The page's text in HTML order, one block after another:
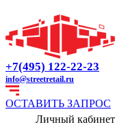
+7(495) 122-22-23
info@streetretail.ru
ОСТАВИТЬ ЗАПРОС
Личный кабинет